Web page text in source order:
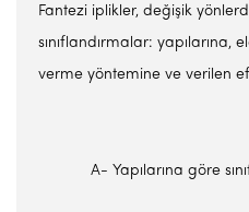
Fantezi iplikler, değişik
sınıflandırmalar:
verme yöntemine ve verilen
A- Yapılarına göre